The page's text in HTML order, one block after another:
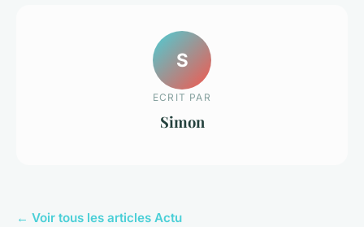
S
ECRIT PAR
Simon
← Voir tous les articles Actu